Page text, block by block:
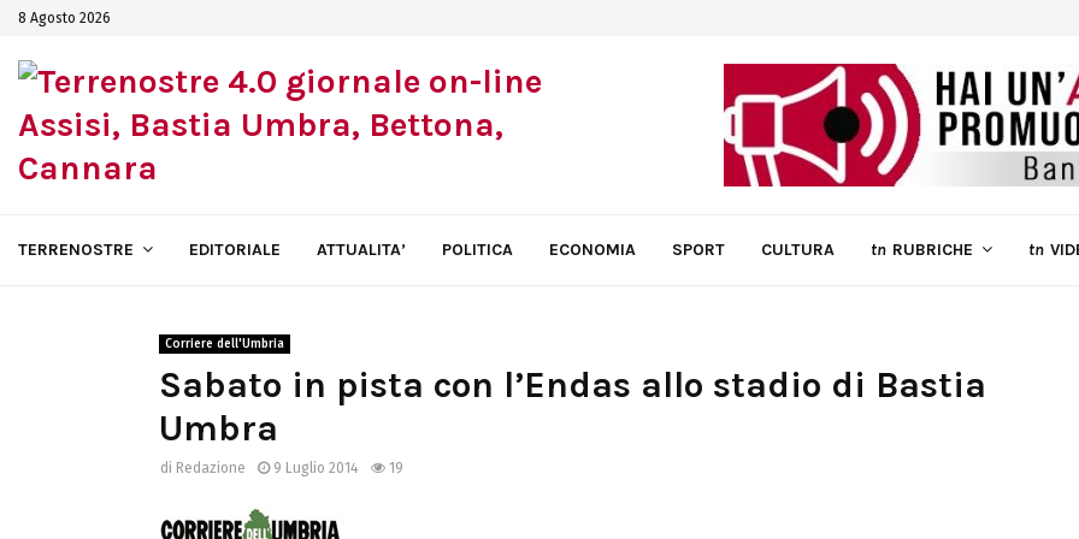
8 Agosto 2026
TERRENOSTRE EDITORIALE ATTUALITA’ POLITICA ECONOMIA SPORT CULTURA tn RUBRICHE tn
Corriere dell'Umbria
Sabato in pista con l’Endas allo stadio di Bastia
Umbra
di Redazione 9 Luglio 2014 19